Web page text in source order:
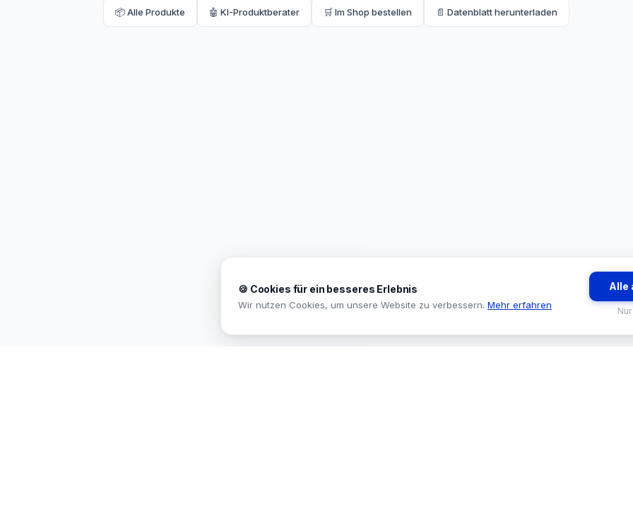
📦 Alle Produkte 🤖 KI-Produktberater 🛒 Im Shop bestellen 📄 Datenblatt herunterladen
🍪 Cookies für ein besseres Erlebnis
Wir nutzen Cookies, um unsere Website zu verbessern. Mehr erfahren
Alle